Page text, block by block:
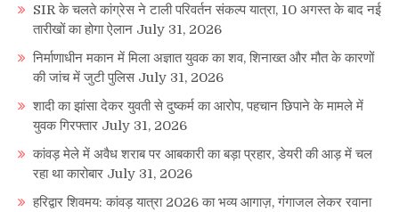
SIR के चलते कांग्रेस ने टाली परिवर्तन संकल्प यात्रा, 10 अगस्त के बाद नई
तारीखों का होगा ऐलान July 31, 2026
निर्माणाधीन मकान में मिला अज्ञात युवक का शव, शिनाख्त और मौत के कारणों
की जांच में जुटी पुलिस July 31, 2026
शादी का झांसा देकर युवती से दुष्कर्म का आरोप, पहचान छिपाने के मामले में
युवक गिरफ्तार July 31, 2026
कांवड़ मेले में अवैध शराब पर आबकारी का बड़ा प्रहार, डेयरी की आड़ में चल
रहा था कारोबार July 31, 2026
हरिद्वार शिवमय: कांवड़ यात्रा 2026 का भव्य आगाज़, गंगाजल लेकर रवाना